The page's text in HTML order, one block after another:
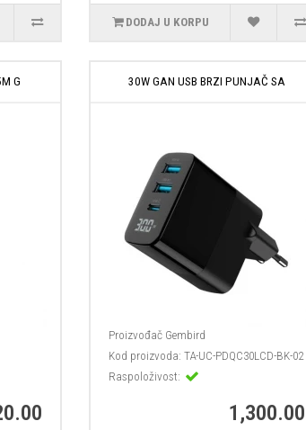
DODAJ U KORPU
G 30W GAN USB BRZI PUNJAČ SA
Proizvođač Gembird
Kod proizvoda: TA-UC-PDQC30LCD-BK-02
Raspoloživost:
1,300.00